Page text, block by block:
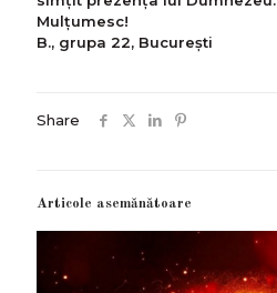
Mulțumesc!
B., grupa 22, București
Share
Articole asemănătoare